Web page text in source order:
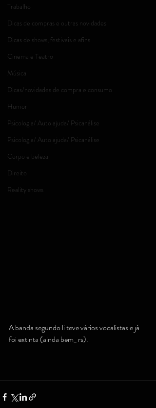
Trabalho
Dicas de compras e outras novidades
Dicas de shows, festivais e afins
Cinema e Teatro
Música
Dicas/novidades de compra e consumo
Humor
Psicologia/ Auto ajuda/ Psicanálise
Psicologia/ Auto ajuda/ Psicanálise
Corpo e beleza
Direito
Reality shows
A banda segundo li teve vários vocalistas e já
foi extinta (ainda bem_ rs).